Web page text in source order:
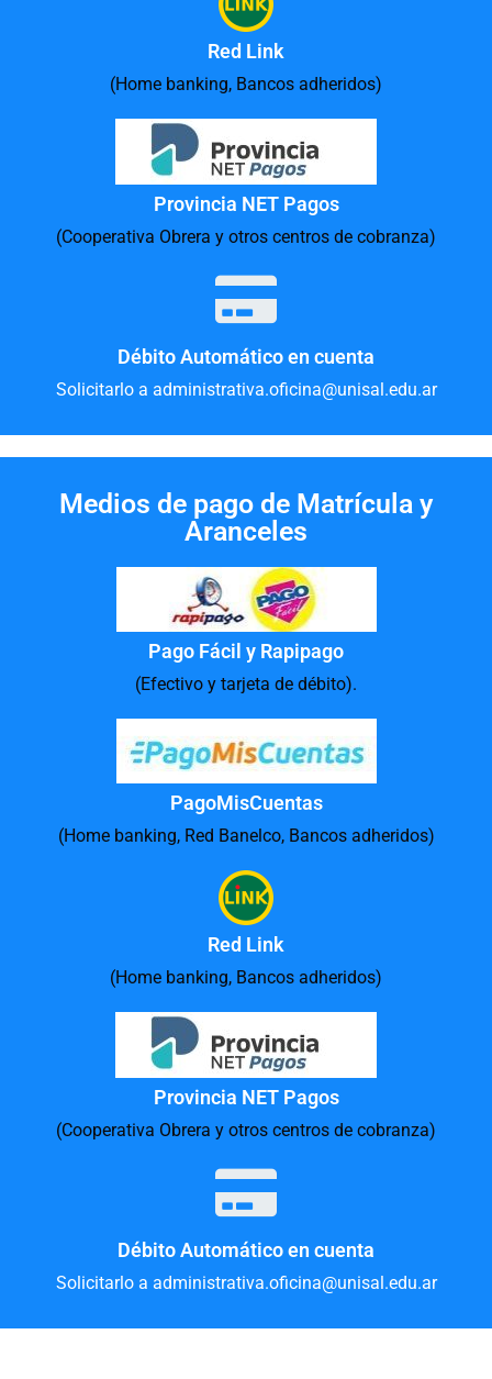
Red Link
(Home banking, Bancos adheridos)
Provincia NET Pagos
(Cooperativa Obrera y otros centros de cobranza)
Débito Automático en cuenta
Solicitarlo a administrativa.oficina@unisal.edu.ar
Medios de pago de Matrícula y
Aranceles
Pago Fácil y Rapipago
(Efectivo y tarjeta de débito).
PagoMisCuentas
(Home banking, Red Banelco, Bancos adheridos)
Red Link
(Home banking, Bancos adheridos)
Provincia NET Pagos
(Cooperativa Obrera y otros centros de cobranza)
Débito Automático en cuenta
Solicitarlo a administrativa.oficina@unisal.edu.ar